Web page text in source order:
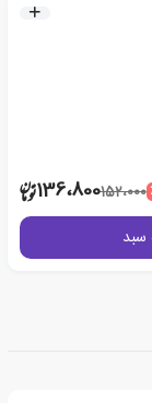
152،000136،800
سبد